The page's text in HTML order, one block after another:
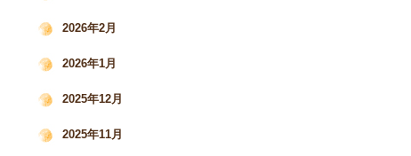
2026年2月
2026年1月
2025年12月
2025年11月